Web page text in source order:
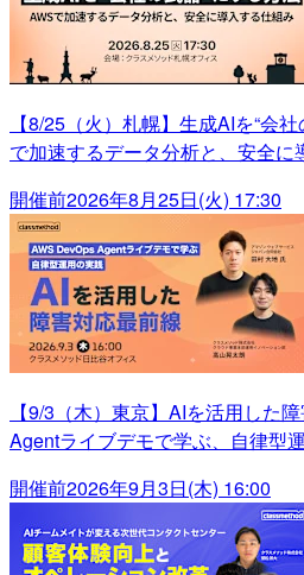
【8/25（火）札幌】生成AIを“会
で加速するデータ分析と、安全に
開催前2026年8月25日(火) 17:30
【9/3（木）東京】AIを活用した
Agentライブデモで学ぶ、自律型
開催前2026年9月3日(木) 16:00